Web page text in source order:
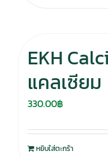
EKH
แคลเซียม
330.00฿
หยิบใส่ตะกร้า